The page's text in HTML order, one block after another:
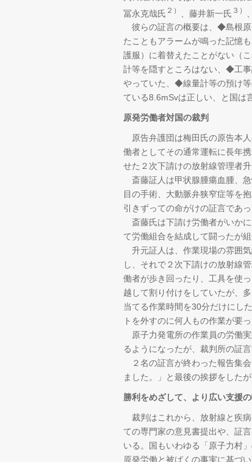
冨永克哉氏 ２） 、藤井新一氏 ３）
彼らの証言の概要は、◆島根原
たこともアラームが鳴った記憶
護服）に着替えたことがない（
計等を隠すところはない、◆工
やっていた、◆線量計等の預け
ている8.6mSvは正しい、と国は
原発労働者対国の裁判
原告弁護団は梅田氏の原告本
働者としてその通常運転に長年
せた２次下請けの放射線管理者升
斎藤証人は甲状腺腫瘍血腫、急
目の手術、大動脈弁狭窄症等を
引きずっての命がけの証言であっ
斎藤氏は下請け労働者がいか
て労働組合を結成して闘ったが
升元証人は、作業現場の雰囲
し、それで２次下請けの放射線
働者が歩き回ったり、工具を使
越して割り付けをしていたが、
当てる作業時間を30分だけにし
トを外すのに何人もの作業が要
原子力発電所の作業員の労働
るようになったが、裁判所の証
２名の証言が終わった報告集
ました。」と最後の挨拶をした
勝利をめざして、より広い支援
裁判はこれから、放射線と疾
ての専門家の意見書提出や、証
いる。国もいわゆる「原子力村
原発労働と被ばくの事実に基づ